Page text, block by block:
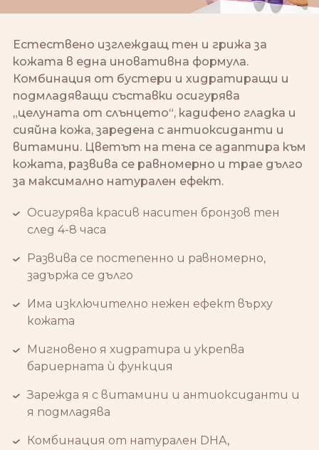
Естествено изглеждащ тен и грижа за
кожата в една иновативна формула.
Комбинация от бустери и хидратиращи и
подмладяващи съставки осигурява
„целуната от слънцето“, кадифено гладка и
сияйна кожа, заредена с антиоксиданти и
витамини. Цветът на тена се адаптира към
кожата, развива се равномерно и трае дълго
за максимално натурален ефект.
Осигурява красив наситен бронзов тен
след 4-8 часа
Развива се постепенно и равномерно,
задържа се дълго
Има изключително нежен ефект върху
кожата
Мигновено я хидратира и укрепва
бариерната ѝ функция
Зарежда я с витамини и антиоксиданти и
я подмладява
Комбинация от натурален DHA,